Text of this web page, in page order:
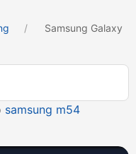
Samsung Galaxy
samsung m54